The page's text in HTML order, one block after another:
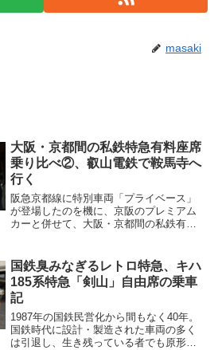
masaki
大阪・京都間の私鉄特急有料座席
乗り比べ②、叡山電鉄で鞍馬寺へ
行く
阪急京都線に特別車両「プライベース」
が登場したのを機に、京阪のプレミアム
カーと併せて、大阪・京都間の私鉄有料
日に中途半端な時間で京都観光すること
もないので、緩徐楽...
国鉄臭みなぎるレトロ特急、キハ
185系特急「剣山」自由席の乗車
記
1987年の国鉄民営化から間もなく40年。
国鉄時代に設計・製造された車両の多く
は引退し、生き残っている者でも原形を